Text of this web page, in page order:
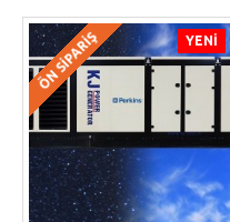
YENI
ÖN SIPARIŞ